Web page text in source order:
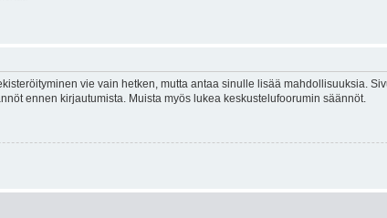
vie vain hetken, mutta antaa sinulle lisää mahdollisuuksia.
ennen kirjautumista. Muista myös lukea keskustelufoorumin säännöt.